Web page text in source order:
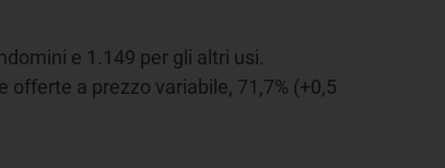
e 1.149 per gli altri usi.
a prezzo variabile, 71,7% (+0,5